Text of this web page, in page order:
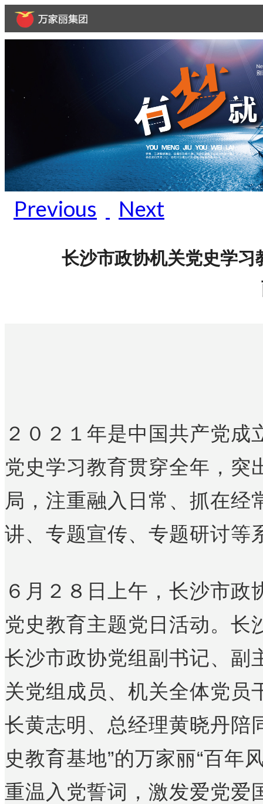
Previous Next
长沙市政协机关党史学习
２０２１年是中国共产党
党史学习教育贯穿全年，突
局，注重融入日常、抓在经
讲、专题宣传、专题研讨等
６月２８日上午，长沙市
党史教育主题党日活动。长
长沙市政协党组副书记、副
关党组成员、机关全体党员
长黄志明、总经理黄晓丹陪
史教育基地”的万家丽“百年
重温入党誓词，激发爱党爱